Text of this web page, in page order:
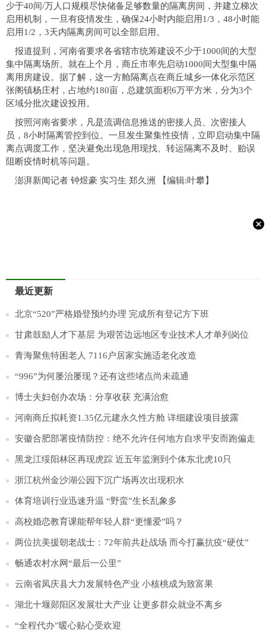
少于40间/万人口规模尽快储备足够数量的隔离房间，并建立梯次
启用机制，一旦有疫情发生，确保24小时内能启用1/3，48小时能
启用1/2，3天内隔离房间可以全部启用。
报道提到，河南省要求各省辖市统筹建设不少于1000间的大型
集中隔离场所。就在上个月，商丘市率先启动1000间大型集中隔
离用房建设。据了解，这一方舱隔离点在商丘城乡一体化示范区
张阁镇杨庄村，占地约180亩，总建筑面积6万平方米，分为3个
区域分批次建设投用。
按照河南省要求，凡是流调信息推送的密接人员、次密接人
员，8小时隔离管控到位。一旦发生聚集性疫情，立即启动集中隔
离点调度工作，坚决避免出现急用现找、转运隔离不及时、贻误
阻断疫情时机等问题。
澎湃新闻记者 钟煜豪 实习生 郑久洲
【编辑:叶攀】
最近更新
北京“520”严格婚登预约办理 完成所有登记方下班
甘肃鼓励人才下基层 为艰苦边远地区专业技术人才单列岗位
青海聚焦特困老人 7116户居家实施适老化改造
“996”为何屡治屡现？还有这些堵点尚未疏通
博士夫妇创办农场：分享收获 充满治愈
河南商丘拟耗资1.35亿元建永久性方舱 详细建设项目披露
安徽合肥部署疫情防控：绝不允许任何地方自求平安而跑偏走
样
黑龙江绥阳林区再现虎踪 近五年监测到个体东北虎10只
浙江杭州金沙湖公园下沉广场再次出现积水
体育培训行业迅速升温 “野蛮”生长乱象多
高校婚恋教育课能帮年轻人群“更懂爱”吗？
两位抗美援朝老战士：72年前共赴战场 而今打赢抗疫“硬仗”
畅通农村水网“最后一公里”
云南省凤庆县大力发展特色产业 小核桃成为致富果
湖北十堰郧阳区发展壮大产业 让更多群众就业不离乡
“全程代办”暖心贴心受欢迎